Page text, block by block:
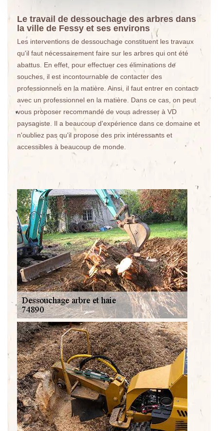
Le travail de dessouchage des arbres dans
la ville de Fessy et ses environs
Les interventions de dessouchage constituent les travaux
qu'il faut nécessairement faire sur les arbres qui ont été
abattus. En effet, pour effectuer ces éliminations de
souches, il est incontournable de contacter des
professionnels en la matière. Ainsi, il faut entrer en contact
avec un professionnel en la matière. Dans ce cas, on peut
vous proposer recommandé de vous adresser à VD
paysagiste. Il a beaucoup d'expérience dans ce domaine et
n'oubliez pas qu'il propose des prix intéressants et
accessibles à beaucoup de monde.